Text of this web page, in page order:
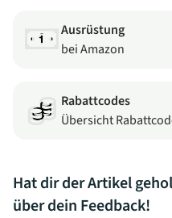
Ausrüstung
bei Amazon
Rabattcodes
Übersicht
Hat dir der Artikel
über dein Feedback!